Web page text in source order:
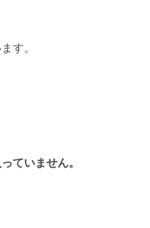
す。
ていません。